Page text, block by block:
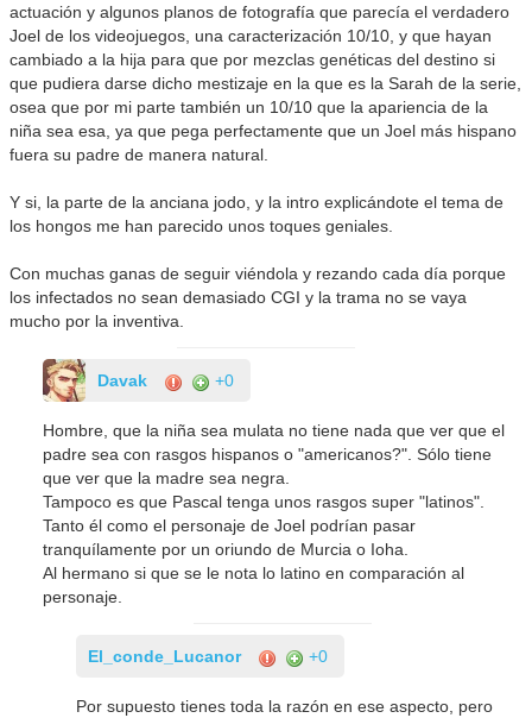
actuación y algunos planos de fotografía que parecía el verdadero
Joel de los videojuegos, una caracterización 10/10, y que hayan
cambiado a la hija para que por mezclas genéticas del destino si
que pudiera darse dicho mestizaje en la que es la Sarah de la serie,
osea que por mi parte también un 10/10 que la apariencia de la
niña sea esa, ya que pega perfectamente que un Joel más hispano
fuera su padre de manera natural.
Y si, la parte de la anciana jodo, y la intro explicándote el tema de
los hongos me han parecido unos toques geniales.
Con muchas ganas de seguir viéndola y rezando cada día porque
los infectados no sean demasiado CGI y la trama no se vaya
mucho por la inventiva.
Davak +0
Hombre, que la niña sea mulata no tiene nada que ver que el
padre sea con rasgos hispanos o "americanos?". Sólo tiene
que ver que la madre sea negra.
Tampoco es que Pascal tenga unos rasgos super "latinos".
Tanto él como el personaje de Joel podrían pasar
tranquílamente por un oriundo de Murcia o Ioha.
Al hermano si que se le nota lo latino en comparación al
personaje.
El_conde_Lucanor +0
Por supuesto tienes toda la razón en ese aspecto, pero